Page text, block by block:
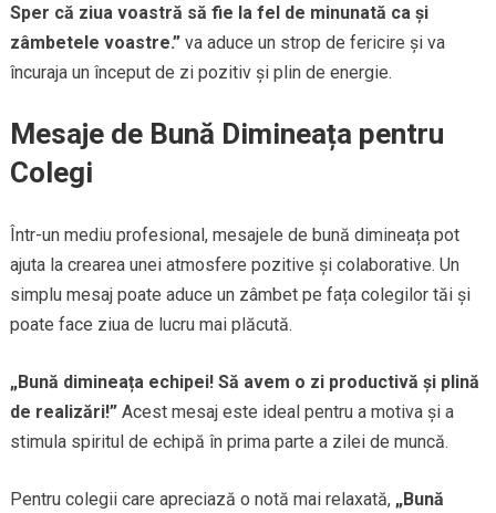
Sper că ziua voastră să fie la fel de minunată ca și
zâmbetele voastre.”va aduce un strop de fericire și va
încuraja un început de zi pozitiv și plin de energie.
Mesaje de Bună Dimineața pentru
Colegi
Într-un mediu profesional, mesajele de bună dimineața pot
ajuta la crearea unei atmosfere pozitive și colaborative. Un
simplu mesaj poate aduce un zâmbet pe fața colegilor tăi și
poate face ziua de lucru mai plăcută.
„Bună dimineața echipei! Să avem o zi productivă și plină
de realizări!”Acest mesaj este ideal pentru a motiva și a
stimula spiritul de echipă în prima parte a zilei de muncă.
Pentru colegii care apreciază o notă mai relaxată, „Bună